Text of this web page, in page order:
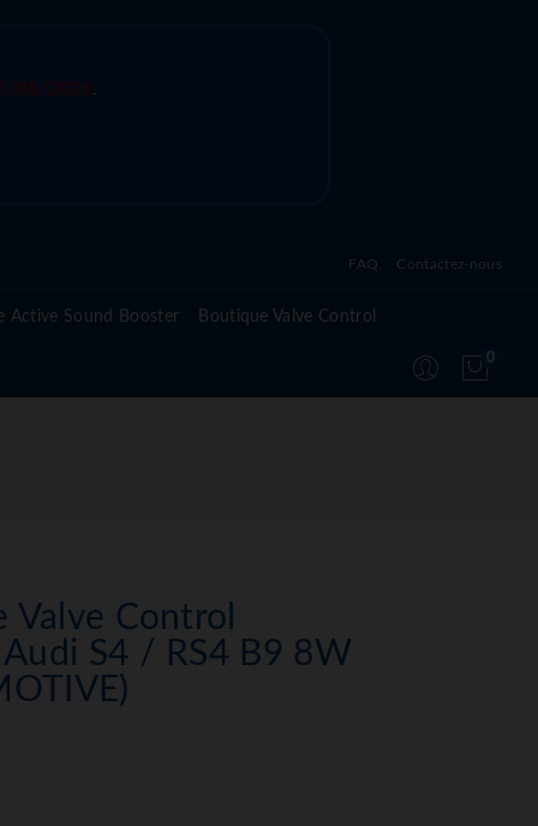
08/2026.
FAQ
Questions fréquentes sur l'active valve control
Contactez-nous
Active Sound Booster Boutique Valve Control
0
Valve Control
S4 / RS4 B9 8W